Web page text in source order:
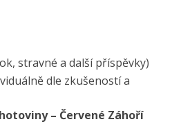
stravné a další příspěvky)
dle zkušeností a
– Červené Záhoří